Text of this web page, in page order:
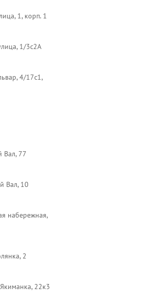
1, корп. 1
1/3с2А
4/17с1,
Вал, 77
Вал, 10
набережная,
2
22к3